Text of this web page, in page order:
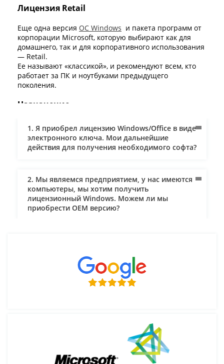
Лицензия Retail
Еще одна версия ОС Windows и пакета программ от
корпорации Microsoft, которую выбирают как для
домашнего, так и для корпоративного использования
— Retail.
Ее называют «классикой», и рекомендуют всем, кто
работает за ПК и ноутбуками предыдущего
поколения.
Назначение
Что такое retail версия и чем она отличается от
других?
Это один из ключевых вопросов пользователей,
другими приложениями.
И правда ли, что Retail версия – это коробочная
версия, т.е. купить ее можно только на физическом
носителе.
Тип лицензии Retail подойдет как для установки на
«чистое железо» на компьютер или ноутбук, так и для
обновления предыдущей версии операционной
Ассортимент софта с лицензией Retail
Microsoft Office. Это пакет программ,
предназначенный для работы с текстовыми
1. Я приобрел лицензию Windows/Office в виде
электронного ключа. Мои дальнейшие
действия для получения необходимого софта?
2. Мы являемся предприятием, у нас имеются
компьютеры, мы хотим получить
лицензионный Windows. Можем ли мы
приобрести ОЕM версию?
4. Мне нужен лицензионный софт для
5. Через сколько будет доставлен заказ?